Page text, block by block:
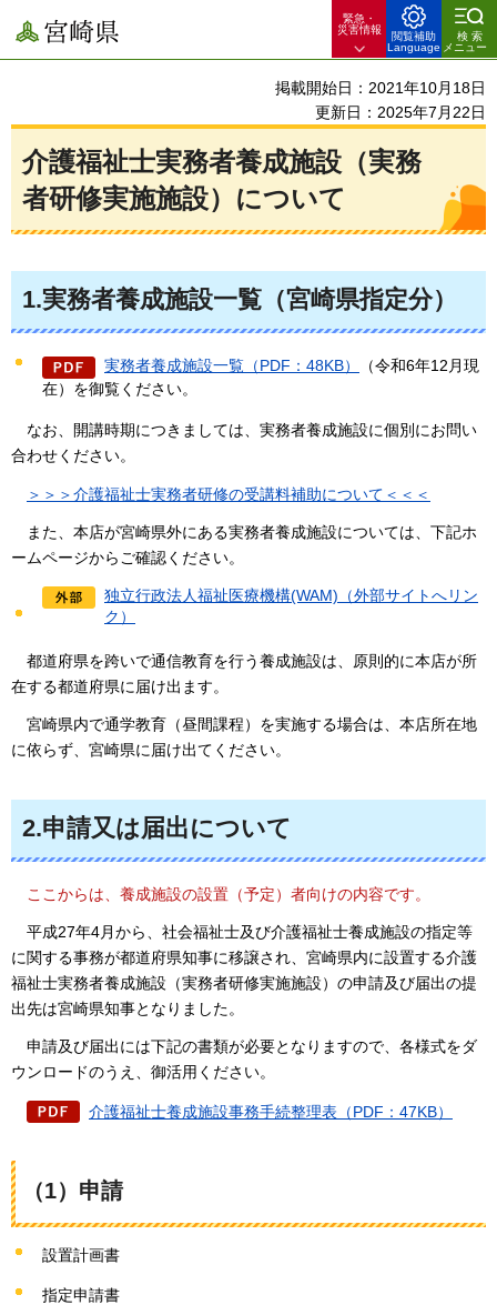
宮崎県
緊急・
災害情報
閲覧補助
Language
検索
メニュー
掲載開始日：2021年10月18日
更新日：2025年7月22日
介護福祉士実務者養成施設（実務
者研修実施施設）について
1.実務者養成施設一覧（宮崎県指定分）
実務者養成施設一覧（PDF：48KB）
（令和6年12月現
在）を御覧ください。
なお、 開講時期につきましては、実務者養成施設に個別にお問い
合わせください。
＞ ＞＞介護福祉士実務者研修の受講料補助について＜＜＜
また、 本店が宮崎県外にある実務者養成施設については、下記ホ
ームページからご確認ください。
独立行政法人福祉医療機構(WAM)（外部サイトへリン
ク）
都道府県を跨いで通信教育を行う養成施設は、原則的に本店が所
在する都道府県に届け出ます。
宮崎県内で通学教育（昼間課程）を実施する場合は、本店所在地
に依らず、宮崎県に届け出てください。
2.申請又は届出について
ここからは 、養成施設の設置（予定）者向けの内容です。
平成27年4月から、社会福祉士及び介護福祉士養成施設の指定等
に関する事務が都道府県知事に移譲され、宮崎県内に設置する介護
福祉士実務者養成施設（実務者研修実施施設）の申請及び届出の提
出先は宮崎県知事となりました。
申請及び届出には下記の書類が必要となりますので、各様式をダ
ウンロードのうえ、御活用ください。
介護福祉士養成施設事務手続整理表（PDF：47KB）
（1）申請
設置計画書
指定申請書